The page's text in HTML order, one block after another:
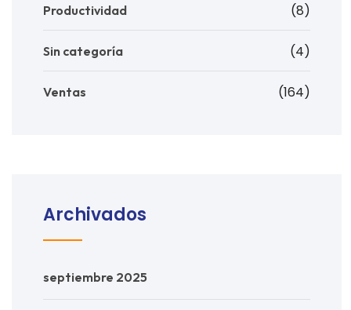
Productividad (8)
Sin categoría (4)
Ventas (164)
Archivados
septiembre 2025